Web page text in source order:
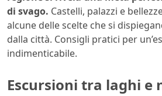
di svago. Castelli, palazzi e
alcune delle scelte che si
dalla città. Consigli pratici per
indimenticabile.
Escursioni tra laghi e